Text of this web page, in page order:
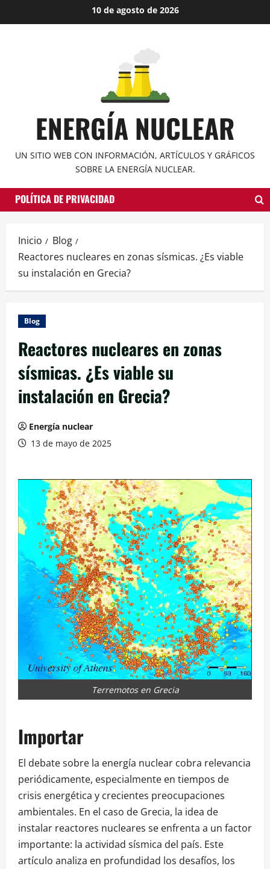
al
10 de agosto de 2026
ENERGÍA NUCLEAR
UN SITIO WEB CON INFORMACIÓN, ARTÍCULOS Y GRÁFICOS
SOBRE LA ENERGÍA NUCLEAR.
POLÍTICA DE PRIVACIDAD
Inicio
Blog
Reactores nucleares en zonas sísmicas. ¿Es viable
su instalación en Grecia?
Blog
Reactores nucleares en zonas
sísmicas. ¿Es viable su
instalación en Grecia?
Energía nuclear
13 de mayo de 2025
Terremotos en Grecia
Importar
El debate sobre la energía nuclear cobra relevancia
periódicamente, especialmente en tiempos de
crisis energética y crecientes preocupaciones
ambientales. En el caso de Grecia, la idea de
instalar reactores nucleares se enfrenta a un factor
importante: la actividad sísmica del país. Este
artículo analiza en profundidad los desafíos, los